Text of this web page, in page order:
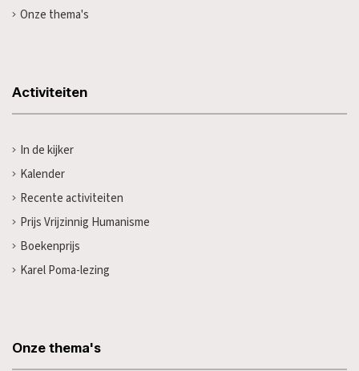
Onze thema's
Activiteiten
In de kijker
Kalender
Recente activiteiten
Prijs Vrijzinnig Humanisme
Boekenprijs
Karel Poma-lezing
Onze thema's